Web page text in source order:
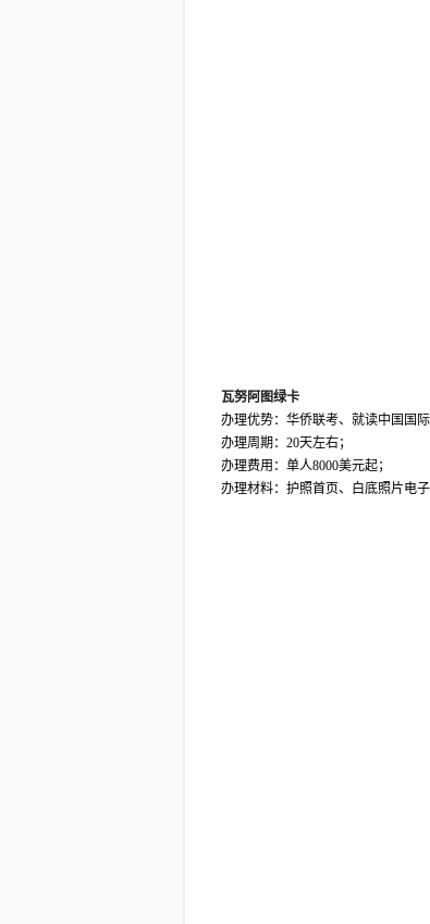
瓦努阿图绿卡
办理优势：华侨联考、就读中国国
办理周期：20天左右；
办理费用：单人8000美元起；
办理材料：护照首页、白底照片电